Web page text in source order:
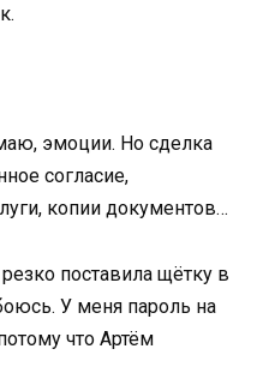
эмоции. Но сделка
согласие,
копии документов…
поставила щётку в
У меня пароль на
что Артём